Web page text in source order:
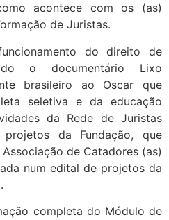
acontece com os (as)
de Juristas.
do direito de
o documentário Lixo
brasileiro ao Oscar que
seletiva e da educação
da Rede de Juristas
da Fundação, que
de Catadores (as)
num edital de projetos da
completa do Módulo de